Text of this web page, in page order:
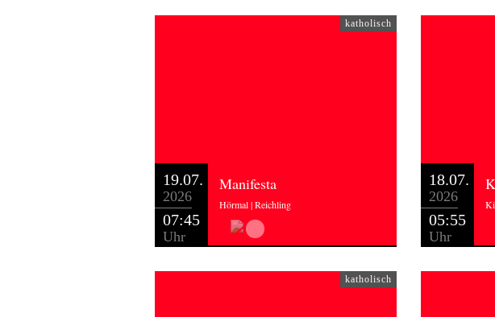
katholisch
19.07.
2026
07:45
Uhr
Manifesta
Hörmal | Reichling
18.07.
2026
05:55
Uhr
katholisch